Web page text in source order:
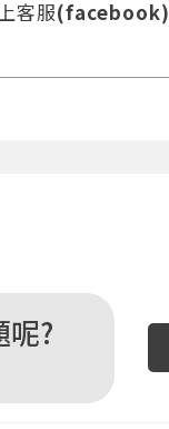
。
客服(facebook)
?